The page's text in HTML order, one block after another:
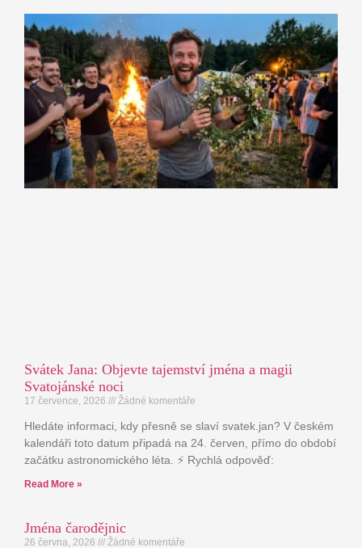
Svátek Jana: Objevte tajemství jména a magii
Svatojánské noci
17 července, 2026 Žádné komentáře
Hledáte informaci, kdy přesně se slaví svatek.jan? V českém
kalendáři toto datum připadá na 24. červen, přímo do období
začátku astronomického léta. ⚡ Rychlá odpověď:
Read More »
Jména čarodějnic
26 června, 2026 Žádné komentáře